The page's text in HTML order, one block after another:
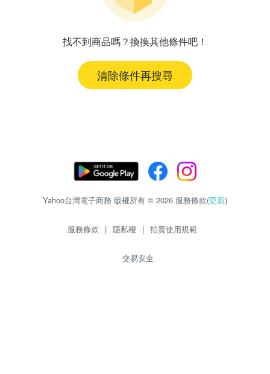
找不到商品嗎？換換其他條件吧！
清除條件再搜尋
Yahoo台灣電子商務 版權所有 © 2026 服務條款(更新)
服務條款 | 隱私權 | 拍賣使用規範
交易安全